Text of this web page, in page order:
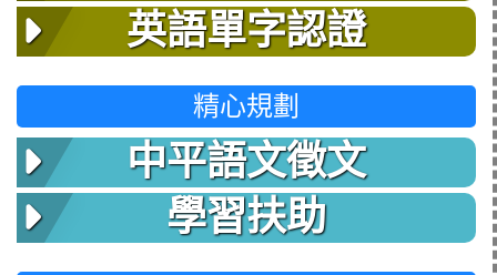
英語單字認證
精心規劃
中平語文徵文
學習扶助